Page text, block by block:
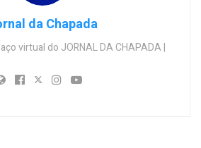
da Chapada
virtual do JORNAL DA CHAPADA |